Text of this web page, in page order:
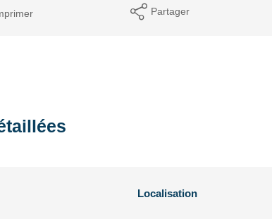
Partager
Localisation